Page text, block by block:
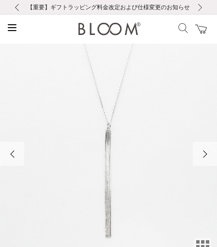
お修理・アフターサービスのご案内
【重要】令和８年熊本地震に伴う集配への影響について
【重要】ギフトラッピング料金改定および仕様変更のお知らせ
【重要】夏季休業の営業についてのご案内
税込5,500円以上で送料無料｜最短24時間以内に発送
新規会員登録で1000ポイントプレゼント！
新規LINE友だち登録で500円クーポンプレゼント
会員限定！レビュー投稿で100ポイントプレゼント
お修理・アフターサービスのご案内
【重要】令和８年熊本地震に伴う集配への影響について